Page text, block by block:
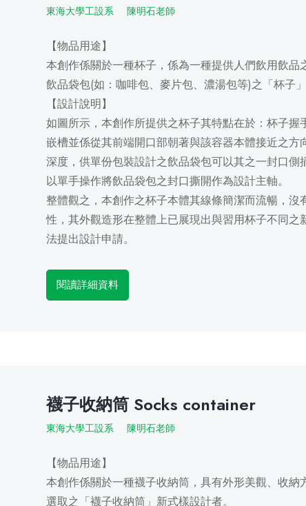
東海大學工設系 陳明石老師
【物品用途】
本創作係關於一種杯子，係為一種提供人們飲用飲
飲品袋包(如：咖啡包、麥片包、濃湯包等)之「杯子」
【設計說明】
如圖所示，本創作所提供之杯子其特點在於：杯子
嵌槽並係從其前端開口部朝著與該容器本體接近之
深度，供單份包裝設計之飲品袋包可以其之一封口
以單手操作將飲品袋包之封口撕開作為設計主軸。
整體觀之，本創作之杯子本體其線條簡潔而流暢，
性，其外觀造形在整體上已展現出與習用杯子不同
法提出設計申請。
閱讀詳細資料
襪子收納筒 Socks container
東海大學工設系 陳明石老師
【物品用途】
本創作係關於一種襪子收納筒，具有外形美觀、收
選取之「襪子收納筒」新式樣設計者。